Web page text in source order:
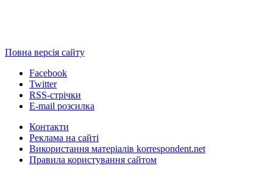
Повна версія сайту
Facebook
Twitter
RSS-стрічки
E-mail розсилка
Контакти
Реклама на сайті
Використання матеріалів korrespondent.net
Правила користування сайтом